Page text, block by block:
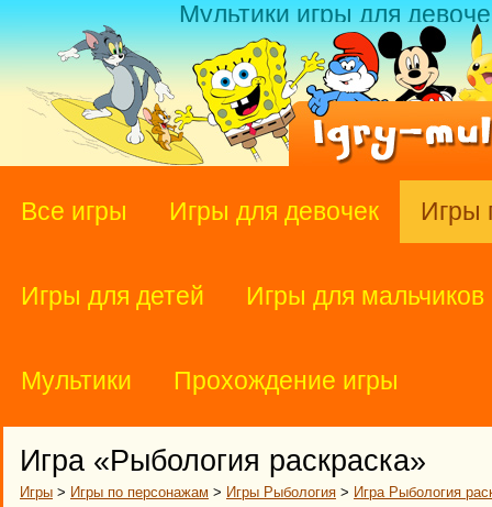
Мультики игры для
Все игры Игры для девочек Игры
Игры для детей Игры для мальчиков
Мультики Прохождение игры
Игра «Рыбология раскраска»
Игры > Игры по персонажам > Игры Рыбология > Игра Рыбология